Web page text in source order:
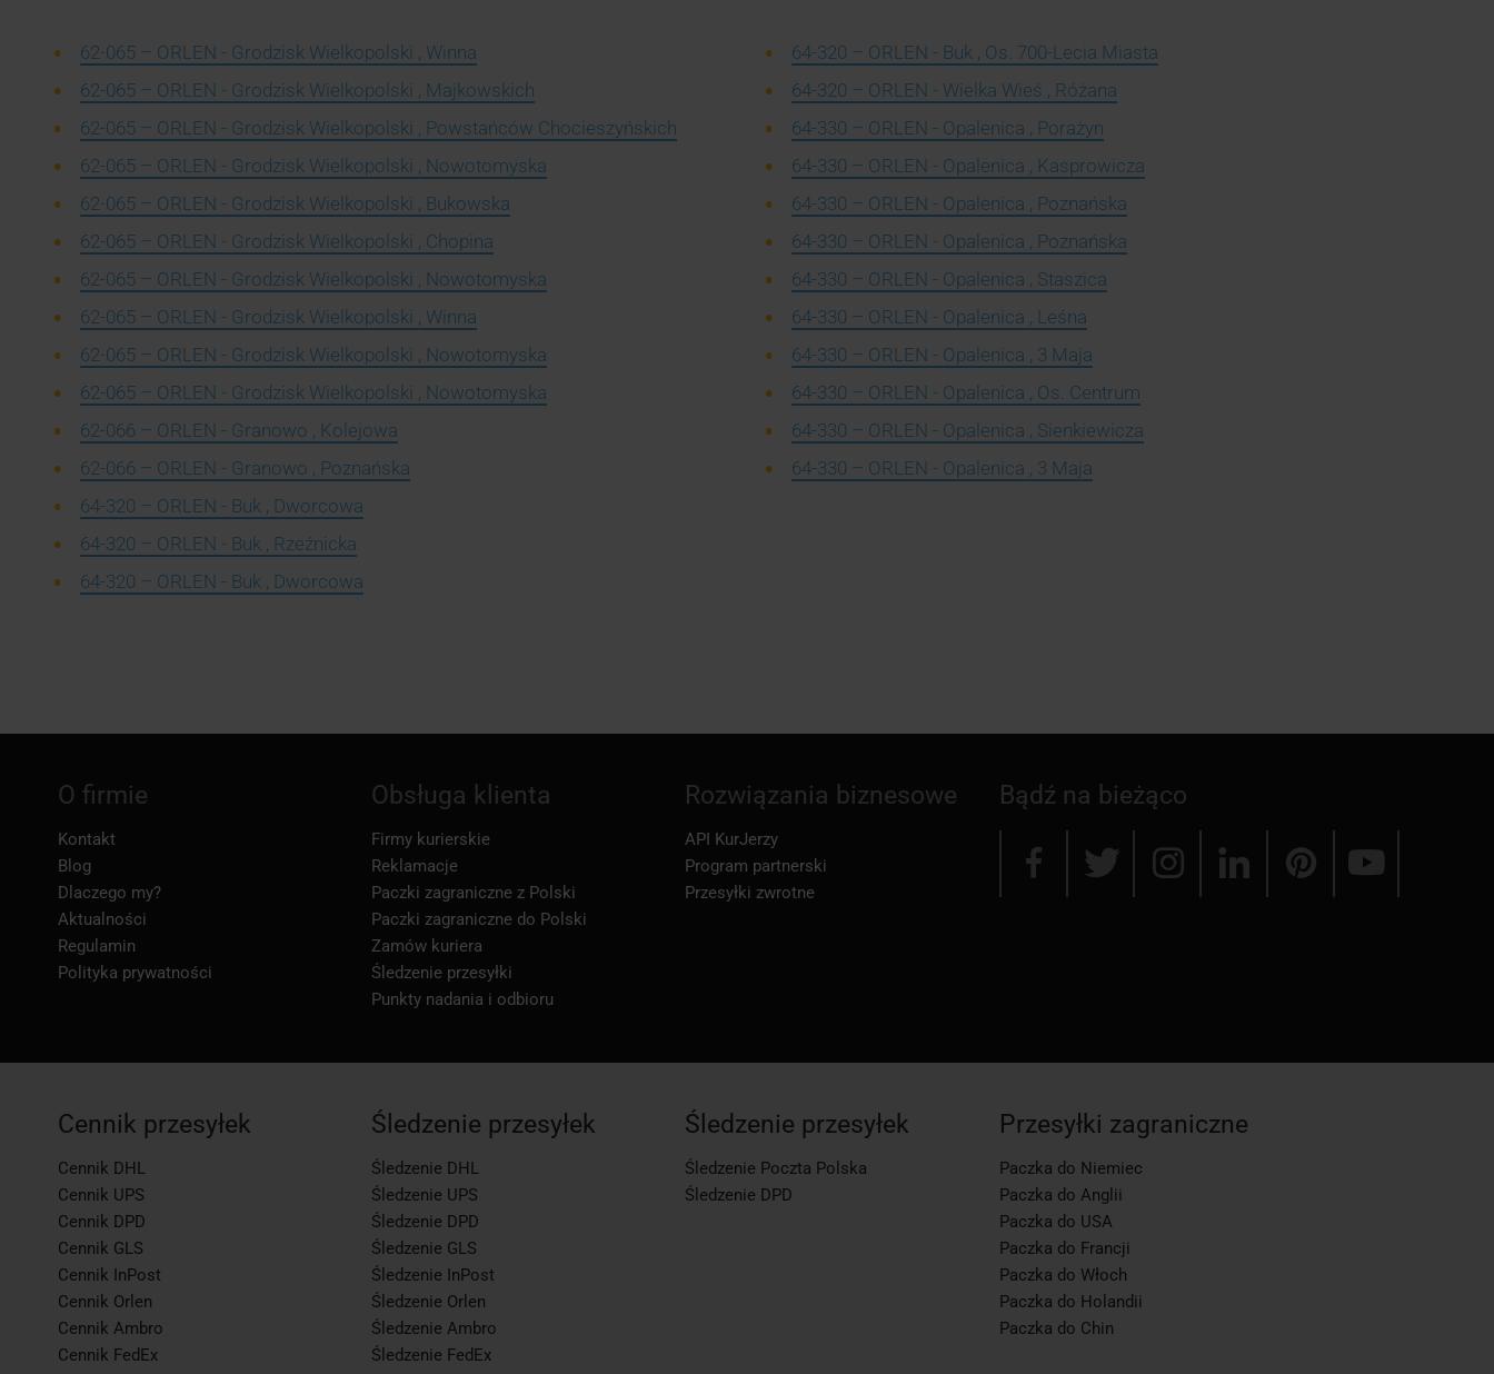
62-065 – ORLEN - Grodzisk Wielkopolski , Winna
62-065 – ORLEN - Grodzisk Wielkopolski , Majkowskich
62-065 – ORLEN - Grodzisk Wielkopolski , Powstańców Chocieszyńskich
62-065 – ORLEN - Grodzisk Wielkopolski , Nowotomyska
62-065 – ORLEN - Grodzisk Wielkopolski , Bukowska
62-065 – ORLEN - Grodzisk Wielkopolski , Chopina
62-065 – ORLEN - Grodzisk Wielkopolski , Nowotomyska
62-065 – ORLEN - Grodzisk Wielkopolski , Winna
62-065 – ORLEN - Grodzisk Wielkopolski , Nowotomyska
62-065 – ORLEN - Grodzisk Wielkopolski , Nowotomyska
62-066 – ORLEN - Granowo , Kolejowa
62-066 – ORLEN - Granowo , Poznańska
64-320 – ORLEN - Buk , Dworcowa
64-320 – ORLEN - Buk , Rzeźnicka
64-320 – ORLEN - Buk , Dworcowa
64-320 – ORLEN - Buk , Os. 700-Lecia Miasta
64-320 – ORLEN - Wielka Wieś , Różana
64-330 – ORLEN - Opalenica , Porażyn
64-330 – ORLEN - Opalenica , Kasprowicza
64-330 – ORLEN - Opalenica , Poznańska
64-330 – ORLEN - Opalenica , Poznańska
64-330 – ORLEN - Opalenica , Staszica
64-330 – ORLEN - Opalenica , Leśna
64-330 – ORLEN - Opalenica , 3 Maja
64-330 – ORLEN - Opalenica , Os. Centrum
64-330 – ORLEN - Opalenica , Sienkiewicza
64-330 – ORLEN - Opalenica , 3 Maja
Bądź na bieżąco
O firmie
Kontakt
Blog
Dlaczego my?
Aktualności
Regulamin
Polityka prywatności
Obsługa klienta
Firmy kurierskie
Reklamacje
Paczki zagraniczne z Polski
Paczki zagraniczne do Polski
Zamów kuriera
Śledzenie przesyłki
Punkty nadania i odbioru
Rozwiązania biznesowe
API KurJerzy
Program partnerski
Przesyłki zwrotne
Cennik przesyłek
Cennik DHL
Cennik UPS
Cennik DPD
Cennik GLS
Cennik InPost
Cennik Orlen
Cennik Ambro
Cennik FedEx
Śledzenie przesyłek
Śledzenie DHL
Śledzenie UPS
Śledzenie DPD
Śledzenie GLS
Śledzenie InPost
Śledzenie Orlen
Śledzenie Ambro
Śledzenie FedEx
Śledzenie przesyłek
Śledzenie Poczta Polska
Śledzenie DPD
Przesyłki zagraniczne
Paczka do Niemiec
Paczka do Anglii
Paczka do USA
Paczka do Francji
Paczka do Włoch
Paczka do Holandii
Paczka do Chin